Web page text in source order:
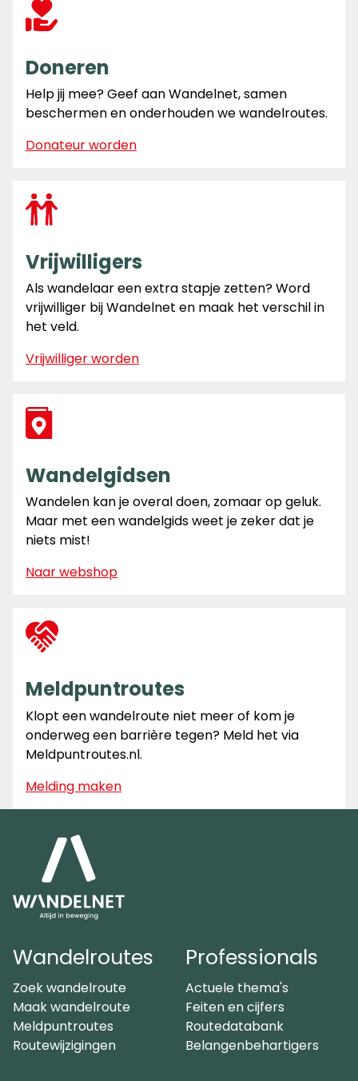
Doneren
Help jij mee? Geef aan Wandelnet, samen
beschermen en onderhouden we wandelroutes.
Donateur worden
Vrijwilligers
Als wandelaar een extra stapje zetten? Word
vrijwilliger bij Wandelnet en maak het verschil in
het veld.
Vrijwilliger worden
Wandelgidsen
Wandelen kan je overal doen, zomaar op geluk.
Maar met een wandelgids weet je zeker dat je
niets mist!
Naar webshop
Meldpuntroutes
Klopt een wandelroute niet meer of kom je
onderweg een barrière tegen? Meld het via
Meldpuntroutes.nl.
Melding maken
Wandelroutes
Zoek wandelroute
Maak wandelroute
Meldpuntroutes
Routewijzigingen
Professionals
Actuele thema's
Feiten en cijfers
Routedatabank
Belangenbehartigers